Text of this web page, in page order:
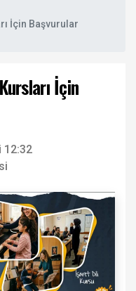
İçin Başvurular
İçin
12:32